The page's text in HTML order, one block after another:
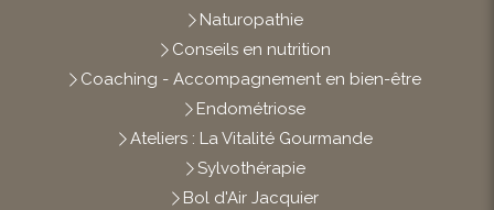
Naturopathie
Conseils en nutrition
Coaching - Accompagnement en bien-être
Endométriose
Ateliers : La Vitalité Gourmande
Sylvothérapie
Bol d'Air Jacquier